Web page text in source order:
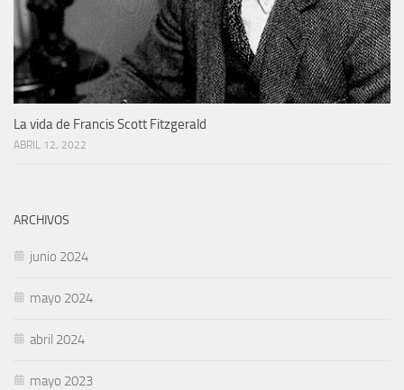
La vida de Francis Scott Fitzgerald
ABRIL 12, 2022
ARCHIVOS
junio 2024
mayo 2024
abril 2024
mayo 2023